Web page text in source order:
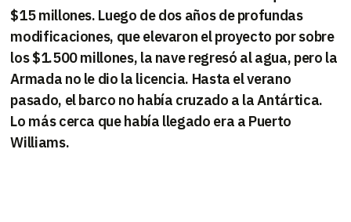
$15 millones. Luego de dos años de profundas
modificaciones, que elevaron el proyecto por sobre
los $1.500 millones, la nave regresó al agua, pero la
Armada no le dio la licencia. Hasta el verano
pasado, el barco no había cruzado a la Antártica.
Lo más cerca que había llegado era a Puerto
Williams.